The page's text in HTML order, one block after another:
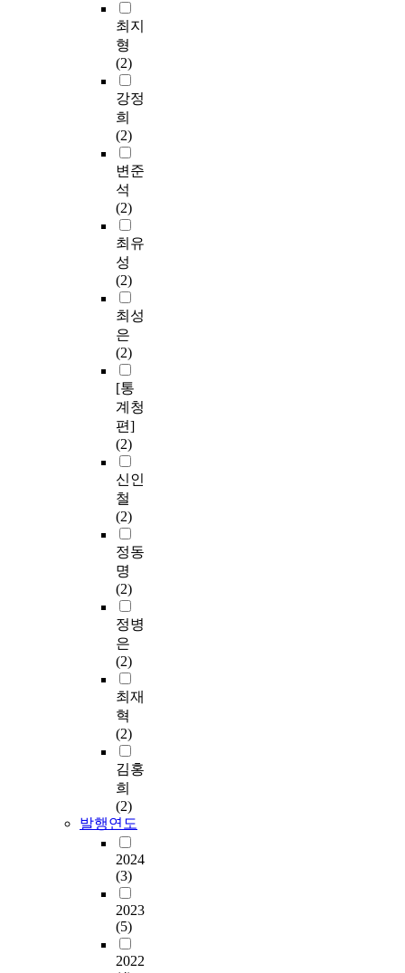
최지
형
(2)
강정
희
(2)
변준
석
(2)
최유
성
(2)
최성
은
(2)
[통
계청
편]
(2)
신인
철
(2)
정동
명
(2)
정병
은
(2)
최재
혁
(2)
김홍
희
(2)
발행연도
2024
(3)
2023
(5)
2022